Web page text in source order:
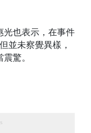
光也表示，在事件
並未察覺異樣，
驚。